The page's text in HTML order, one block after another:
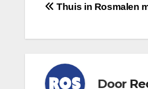
Bericht
Thuis in Rosmalen
Door